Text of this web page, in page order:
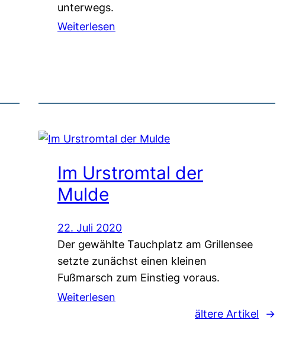
unterwegs.
Weiterlesen
Im Urstromtal der
Mulde
22. Juli 2020
Der gewählte Tauchplatz am Grillensee
setzte zunächst einen kleinen
Fußmarsch zum Einstieg voraus.
Weiterlesen
ältere Artikel
→